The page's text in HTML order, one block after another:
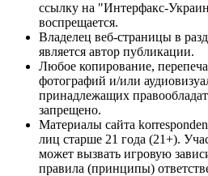
ссылку на "Интерфакс-
воспрещается.
Владелец веб-страницы в
является автор публикации.
Любое копирование,
фотографий и/или
принадлежащих
запрещено.
Материалы сайта
лиц старше 21 года (21+).
может вызвать игровую
правила (принципы)